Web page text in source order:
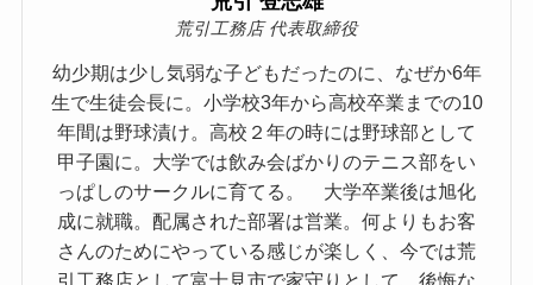
荒引工務店 代表取締役
幼少期は少し気弱な子どもだったのに、なぜか6年
生で生徒会長に。小学校3年から高校卒業までの10
年間は野球漬け。高校２年の時には野球部として
甲子園に。大学では飲み会ばかりのテニス部をい
っぱしのサークルに育てる。 大学卒業後は旭化
成に就職。配属された部署は営業。何よりもお客
さんのためにやっている感じが楽しく、今では荒